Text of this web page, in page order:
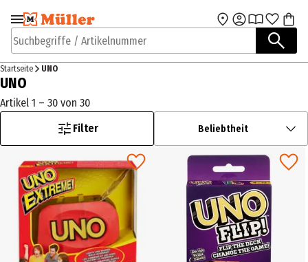
Zur Navigation
springen
Zum Hauptinhalt
Suchbegriffe / Artikelnummer
Startseite UNO
UNO
Artikel 1 – 30 von 30
Filter
Beliebtheit